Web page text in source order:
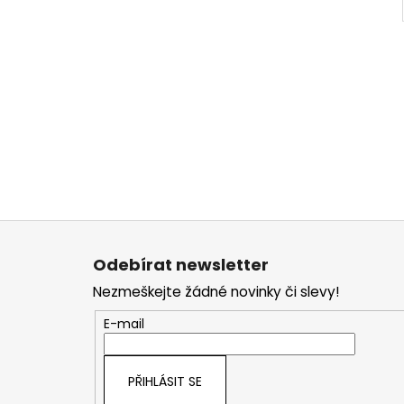
Odebírat newsletter
Nezmeškejte žádné novinky či slevy!
E-mail
PŘIHLÁSIT SE